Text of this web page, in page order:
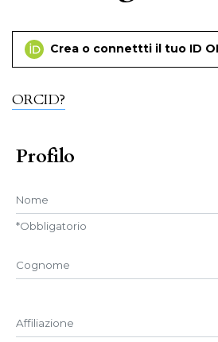
Crea o connettti il tuo ID
ORCID?
Profilo
*Obbligatorio
Affiliazione